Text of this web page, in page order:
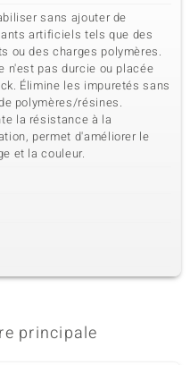
sans ajouter de
artificiels tels que des
ou des charges polymères.
n'est pas durcie ou placée
Élimine les impuretés sans
polymères/résines.
la résistance à la
permet d'améliorer le
et la couleur.
principale